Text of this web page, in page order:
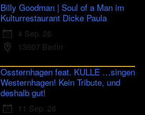
Billy Goodman | Soul of a Man im
Kulturrestaurant Dicke Paula
4 Sep. 26
13507 Berlin
Ossternhagen feat. KULLE …singen
Westernhagen! Kein Tribute, und
deshalb gut!
11 Sep. 26